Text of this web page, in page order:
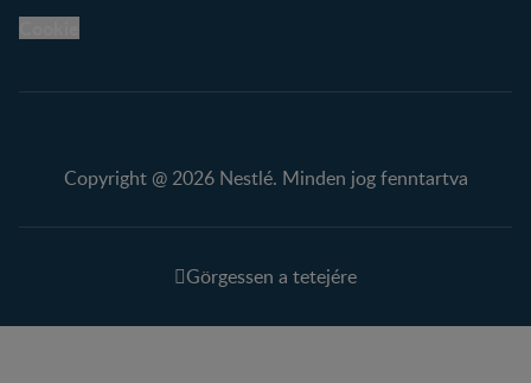
Copyright @ 2026 Nestlé. Minden jog fenntartva
Görgessen a tetejére